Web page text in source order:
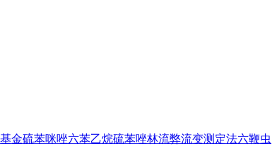
金硫苯咪唑六苯乙烷硫苯唑林流弊流变测定法六鞭虫